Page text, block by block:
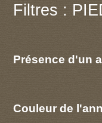
Filtres :
Présence d'un
Couleur de